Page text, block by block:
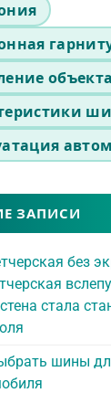
ЗАПИСИ
без
стала
шины